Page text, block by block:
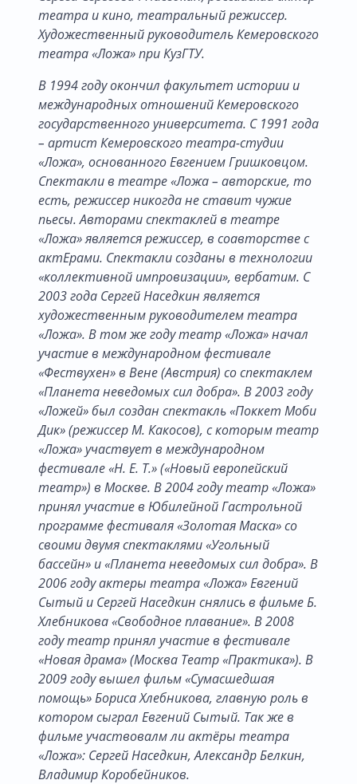
театра и кино, театральный режиссер.
Художественный руководитель Кемеровского
театра «Ложа» при КузГТУ.
В 1994 году окончил факультет истории и
международных отношений Кемеровского
государственного университета. С 1991 года
– артист Кемеровского театра-студии
«Ложа», основанного Евгением Гришковцом.
Спектакли в театре «Ложа – авторские, то
есть, режиссер никогда не ставит чужие
пьесы. Авторами спектаклей в театре
«Ложа» является режиссер, в соавторстве с
актЕрами. Спектакли созданы в технологии
«коллективной импровизации», вербатим. С
2003 года Сергей Наседкин является
художественным руководителем театра
«Ложа». В том же году театр «Ложа» начал
участие в международном фестивале
«Фествухен» в Вене (Австрия) со спектаклем
«Планета неведомых сил добра». В 2003 году
«Ложей» был создан спектакль «Поккет Моби
Дик» (режиссер М. Какосов), с которым театр
«Ложа» участвует в международном
фестивале «Н. Е. Т.» («Новый европейский
театр») в Москве. В 2004 году театр «Ложа»
принял участие в Юбилейной Гастрольной
программе фестиваля «Золотая Маска» со
своими двумя спектаклями «Угольный
бассейн» и «Планета неведомых сил добра». В
2006 году актеры театра «Ложа» Евгений
Сытый и Сергей Наседкин снялись в фильме Б.
Хлебникова «Свободное плавание». В 2008
году театр принял участие в фестивале
«Новая драма» (Москва Театр «Практика»). В
2009 году вышел фильм «Сумасшедшая
помощь» Бориса Хлебникова, главную роль в
котором сыграл Евгений Сытый. Так же в
фильме участвовалм ли актёры театра
«Ложа»: Сергей Наседкин, Александр Белкин,
Владимир Коробейников.